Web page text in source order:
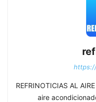
REFRINOTICIAS AL
aire